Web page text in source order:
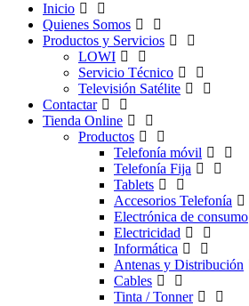
Inicio
Quienes Somos
Productos y Servicios
LOWI
Servicio Técnico
Televisión Satélite
Contactar
Tienda Online
Productos
Telefonía móvil
Telefonía Fija
Tablets
Accesorios Telefonía
Electrónica de consumo
Electricidad
Informática
Antenas y Distribución
Cables
Tinta / Tonner